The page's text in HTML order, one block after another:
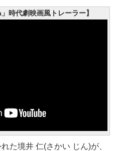
時代劇映画風トレーラー】
た境井 仁(さかい じん)が、